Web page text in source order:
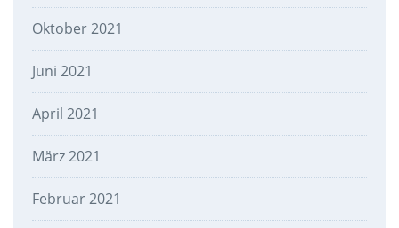
Oktober 2021
Juni 2021
April 2021
März 2021
Februar 2021